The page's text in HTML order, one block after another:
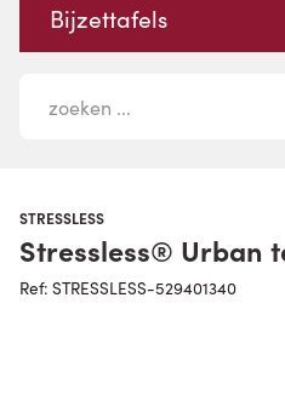
Bijzettafels
STRESSLESS
Stressless® Urban
Ref: STRESSLESS-529401340